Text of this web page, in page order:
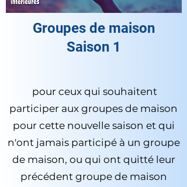
Groupes de maison
Saison 1
pour ceux qui souhaitent
participer aux groupes de maison
pour cette nouvelle saison et qui
n'ont jamais participé à un groupe
de maison, ou qui ont quitté leur
précédent groupe de maison